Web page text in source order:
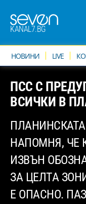
KANAL7.BG
НОВИНИ LIVE
ПСС С
ВСИЧКИ В
НАПОМНЯ, ЧЕ
ИЗВЪН
ЗА ЦЕЛТА
Е ОПАСНО.